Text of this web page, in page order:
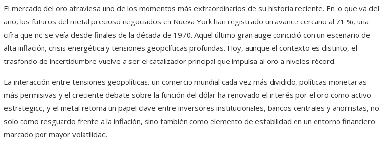
El mercado del oro atraviesa uno de los momentos más extraordinarios de su historia reciente. En lo que va del
año, los futuros del metal precioso negociados en Nueva York han registrado un avance cercano al 71 %, una
cifra que no se veía desde finales de la década de 1970. Aquel último gran auge coincidió con un escenario de
alta inflación, crisis energética y tensiones geopolíticas profundas. Hoy, aunque el contexto es distinto, el
trasfondo de incertidumbre vuelve a ser el catalizador principal que impulsa al oro a niveles récord.
La interacción entre tensiones geopolíticas, un comercio mundial cada vez más dividido, políticas monetarias
más permisivas y el creciente debate sobre la función del dólar ha renovado el interés por el oro como activo
estratégico, y el metal retoma un papel clave entre inversores institucionales, bancos centrales y ahorristas, no
solo como resguardo frente a la inflación, sino también como elemento de estabilidad en un entorno financiero
marcado por mayor volatilidad.